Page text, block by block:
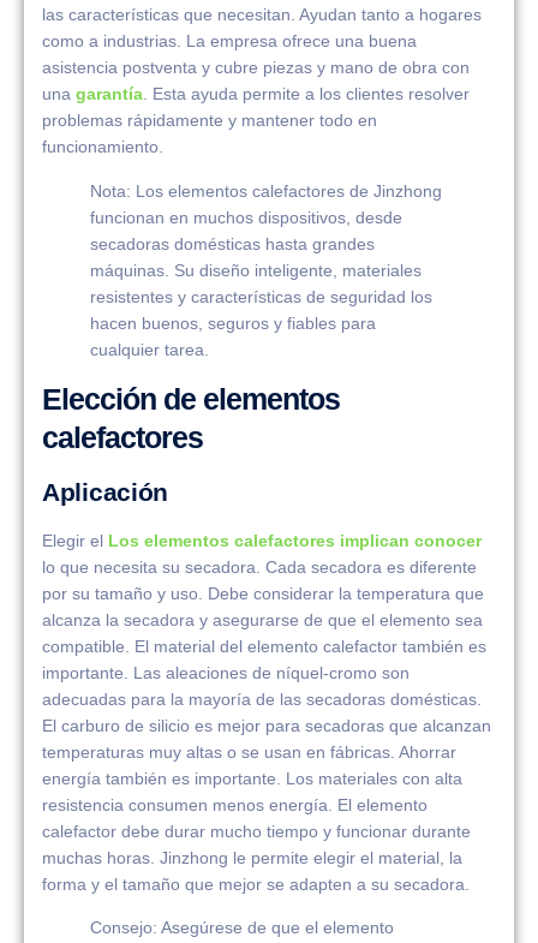
las características que necesitan. Ayudan tanto a hogares
como a industrias. La empresa ofrece una buena
asistencia postventa y cubre piezas y mano de obra con
una garantía . Esta ayuda permite a los clientes resolver
problemas rápidamente y mantener todo en
funcionamiento.
Nota: Los elementos calefactores de Jinzhong
funcionan en muchos dispositivos, desde
secadoras domésticas hasta grandes
máquinas. Su diseño inteligente, materiales
resistentes y características de seguridad los
hacen buenos, seguros y fiables para
cualquier tarea.
Elección de elementos
calefactores
Aplicación
Elegir el Los elementos calefactores implican conocer
lo que necesita su secadora. Cada secadora es diferente
por su tamaño y uso. Debe considerar la temperatura que
alcanza la secadora y asegurarse de que el elemento sea
compatible. El material del elemento calefactor también es
importante. Las aleaciones de níquel-cromo son
adecuadas para la mayoría de las secadoras domésticas.
El carburo de silicio es mejor para secadoras que alcanzan
temperaturas muy altas o se usan en fábricas. Ahorrar
energía también es importante. Los materiales con alta
resistencia consumen menos energía. El elemento
calefactor debe durar mucho tiempo y funcionar durante
muchas horas. Jinzhong le permite elegir el material, la
forma y el tamaño que mejor se adapten a su secadora.
Consejo: Asegúrese de que el elemento